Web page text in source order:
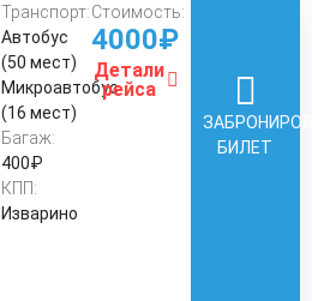
Транспорт:
Автобус
(50 мест)
Микроавтобус
(16 мест)
Багаж:
400₽
КПП:
Изварино
Стоимость:
4000₽
Детали
рейса
БИЛЕТ